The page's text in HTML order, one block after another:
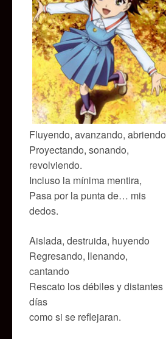
Fluyendo, avanzando, abriendo
Proyectando, sonando,
revolviendo.
Incluso la mínima mentira,
Pasa por la punta de… mis
dedos.
Aislada, destruida, huyendo
Regresando, llenando,
cantando
Rescato los débiles y distantes
días
como si se reflejaran.